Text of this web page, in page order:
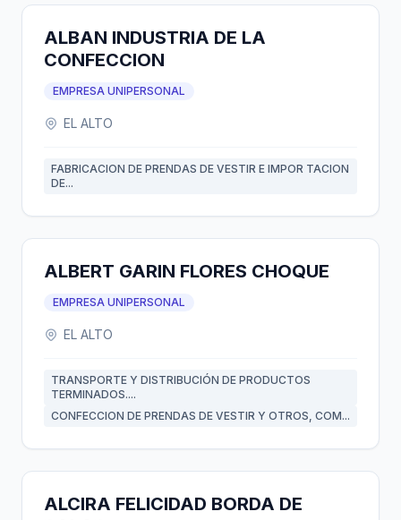
ALBAN INDUSTRIA DE LA
CONFECCION
EMPRESA UNIPERSONAL
EL ALTO
FABRICACION DE PRENDAS DE VESTIR E IMPOR TACION
DE...
ALBERT GARIN FLORES CHOQUE
EMPRESA UNIPERSONAL
EL ALTO
TRANSPORTE Y DISTRIBUCIÓN DE PRODUCTOS
TERMINADOS....
CONFECCION DE PRENDAS DE VESTIR Y OTROS, COM...
ALCIRA FELICIDAD BORDA DE